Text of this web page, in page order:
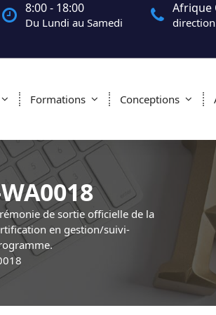
8:00 - 18:00
Du Lundi au Samedi
Afrique
Formations Conceptions
de sortie officielle de la
en gestion/suivi-